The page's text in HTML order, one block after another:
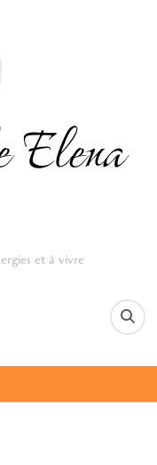
Elena
et à vivre